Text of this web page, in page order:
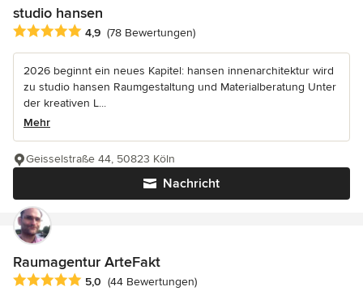
studio hansen
Durchschnittliche Bewertung: 4.9 von 5 Sternen
4,9 (78 Bewertungen)
2026 beginnt ein neues Kapitel: hansen innenarchitektur wird
zu studio hansen Raumgestaltung und Materialberatung Unter
der kreativen L...
Mehr
Nachricht
Geisselstraße 44, 50823 Köln
Raumagentur ArteFakt
Durchschnittliche Bewertung: 5 von 5 Sternen
5,0 (44 Bewertungen)